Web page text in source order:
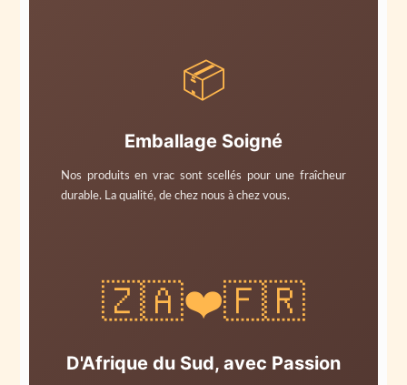
📦
Emballage Soigné
Nos produits en vrac sont scellés pour une fraîcheur
durable. La qualité, de chez nous à chez vous.
🇿🇦❤️🇫🇷
D'Afrique du Sud, avec Passion